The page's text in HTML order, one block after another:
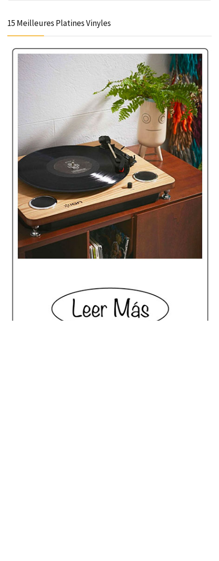
15 Meilleures Platines Vinyles